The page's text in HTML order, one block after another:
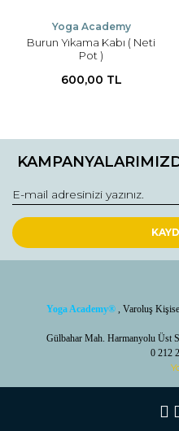
Yoga Academy
Burun Yıkama Kabı ( Neti
Pot )
600,00 TL
Yoga Academy® , Varoluş
Gülbahar Mah. Harmanyolu Üst
0 212